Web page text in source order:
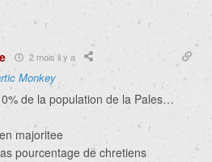
2 mois il y a
Monkey
de la population de la Pales…
majoritee
pourcentage de chretiens